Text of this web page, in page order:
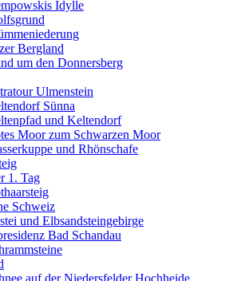
Idylle
Bergland
um den Donnersberg
Ulmenstein
Sünna
und Keltendorf
Moor zum Schwarzen Moor
und Rhönschafe
1. Tag
Schweiz
und Elbsandsteingebirge
Bad Schandau
auf der Niedersfelder Hochheide